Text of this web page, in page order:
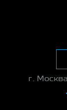
г.